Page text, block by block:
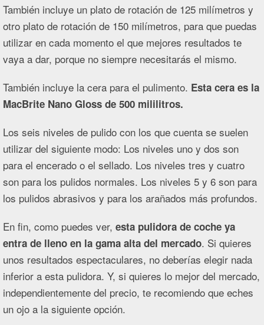
También incluye un plato de rotación de 125 milímetros y
otro plato de rotación de 150 milímetros, para que puedas
utilizar en cada momento el que mejores resultados te
vaya a dar, porque no siempre necesitarás el mismo.
También incluye la cera para el pulimento. Esta cera es la
MacBrite Nano Gloss de 500 mililitros.
Los seis niveles de pulido con los que cuenta se suelen
utilizar del siguiente modo: Los niveles uno y dos son
para el encerado o el sellado. Los niveles tres y cuatro
son para los pulidos normales. Los niveles 5 y 6 son para
los pulidos abrasivos y para los arañados más profundos.
En fin, como puedes ver,esta pulidora de coche ya
entra de lleno en la gama alta del mercado. Si quieres
unos resultados espectaculares, no deberías elegir nada
inferior a esta pulidora. Y, si quieres lo mejor del mercado,
independientemente del precio, te recomiendo que eches
un ojo a la siguiente opción.